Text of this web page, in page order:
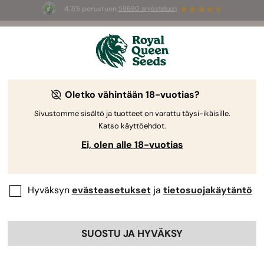
4.7/5 perustuen 58690 arvosteluun
3 White Widow Auto mag
RQS-tarkastajaKannabiskokki ja -kouluttaja Trichome
Institutessa
Brandon Allen
kouluttaja
Ammattiprofiilit:
Oletko vähintään 18-vuotias?
Sivustomme sisältö ja tuotteet on varattu täysi-ikäisille.
Katso käyttöehdot.
Ei, olen alle 18-vuotias
Hyväksynevästeasetuksetja tietosuojakäytäntö
SUOSTU JA HYVÄKSY